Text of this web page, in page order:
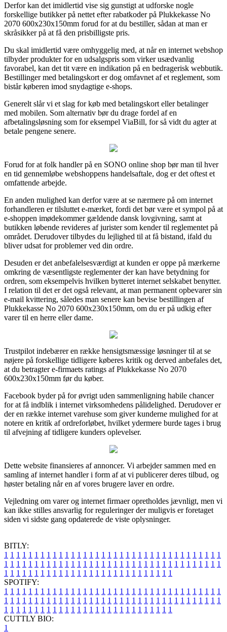
Derfor kan det imidlertid vise sig gunstigt at udforske nogle
forskellige butikker på nettet efter rabatkoder på Plukkekasse No
2070 600x230x150mm forud for at du bestiller, sådan at man er
skråsikker på at få den prisbilligste pris.
Du skal imidlertid være omhyggelig med, at når en internet webshop
tilbyder produkter for en udsalgspris som virker usædvanlig
favorabel, kan det tit være en indikation på en bedragerisk webbutik.
Bestillinger med betalingskort er dog omfavnet af et reglement, som
bistår køberen imod snydagtige e-shops.
Generelt slår vi et slag for køb med betalingskort eller betalinger
med mobilen. Som alternativ bør du drage fordel af en
afbetalingsløsning som for eksempel ViaBill, for så vidt du agter at
betale pengene senere.
Forud for at folk handler på en SONO online shop bør man til hver
en tid gennemløbe webshoppens handelsaftale, dog er det oftest et
omfattende arbejde.
En anden mulighed kan derfor være at se nærmere på om internet
forhandleren er tilsluttet e-mærket, fordi det bør være et sympol på at
e-shoppen imødekommer gældende dansk lovgivning, samt at
butikken løbende revideres af jurister som kender til reglementet på
området. Derudover tilbydes du lejlighed til at få bistand, ifald du
bliver udsat for problemer ved din ordre.
Desuden er det anbefalelsesværdigt at kunden er oppe på mærkerne
omkring de væsentligste reglementer der kan have betydning for
ordren, som eksempelvis hvilken bytteret internet selskabet benytter.
I relation til det er det også relevant, at man permanent opbevarer sin
e-mail kvittering, således man senere kan bevise bestillingen af
Plukkekasse No 2070 600x230x150mm, om du er på udkig efter
varer til en herre eller dame.
Trustpilot indebærer en række hensigtsmæssige løsninger til at se
nøjere på forskellige tidligere køberes kritik og derved anbefales det,
at du betragter e-firmaets ratings af Plukkekasse No 2070
600x230x150mm før du køber.
Facebook byder på for øvrigt uden sammenligning habile chancer
for at få indblik i internet virksomhedens pålidelighed. Derudover er
der en række internet varehuse som giver kunderne mulighed for at
notere en kritik af ordreforløbet, hvilket ydermere burde tages i brug
til afvejning af tidligere kunders oplevelser.
Dette website finansieres af annoncer. Vi arbejder sammen med en
samling af internet handler i form af at vi publicerer deres tilbud, og
høster betaling når en af vores brugere laver en ordre.
Vejledning om varer og internet firmaer opretholdes jævnligt, men vi
kan ikke stilles ansvarlig for reguleringer der muligvis er foretaget
siden vi sidste gang opdaterede de viste oplysninger.
BITLY:
1 1 1 1 1 1 1 1 1 1 1 1 1 1 1 1 1 1 1 1 1 1 1 1 1 1 1 1 1 1 1 1 1 1 1 1
1 1 1 1 1 1 1 1 1 1 1 1 1 1 1 1 1 1 1 1 1 1 1 1 1 1 1 1 1 1 1 1 1 1 1 1
1 1 1 1 1 1 1 1 1 1 1 1 1 1 1 1 1 1 1 1 1 1 1 1 1 1 1 1
SPOTIFY:
1 1 1 1 1 1 1 1 1 1 1 1 1 1 1 1 1 1 1 1 1 1 1 1 1 1 1 1 1 1 1 1 1 1 1 1
1 1 1 1 1 1 1 1 1 1 1 1 1 1 1 1 1 1 1 1 1 1 1 1 1 1 1 1 1 1 1 1 1 1 1 1
1 1 1 1 1 1 1 1 1 1 1 1 1 1 1 1 1 1 1 1 1 1 1 1 1 1 1 1
CUTTLY BIO:
1